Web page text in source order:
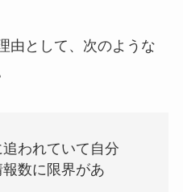
由として、次のような
追われていて自分
数に限界があ